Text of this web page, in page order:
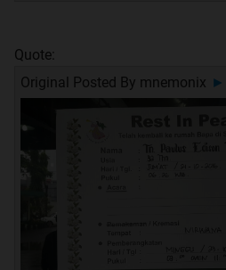
Quote:
Original Posted By mnemonix ►